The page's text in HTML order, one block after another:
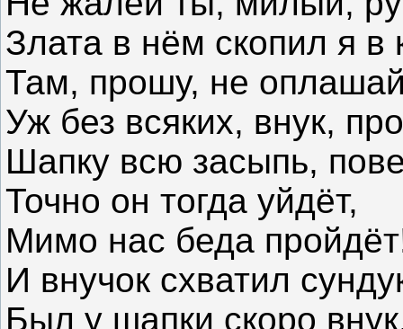
Злата в нём скопил я в
Там, прошу, не
Уж без всяких, внук,
Шапку всю засыпь,
Точно он тогда уйдёт,
Мимо нас беда
И внучок схватил
Был у шапки скоро